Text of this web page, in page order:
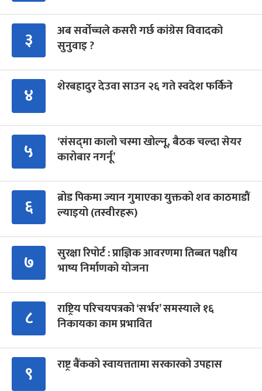
३
अब सर्वोच्चले कसरी गर्छ कांग्रेस विवादको
सुनुवाइ ?
४ शेरबहादुर देउवा साउन २६ गते स्वदेश फर्किने
५
‘संसद्‍मा कालो चस्मा खोल्नू, बैठक चल्दा सेयर
कारोबार नगर्नू’
६
ब्रोड पिकमा ज्यान गुमाएका युक्तको शव काठमाडौं
ल्याइयो (तस्वीरहरू)
७
सुरक्षा रिपोर्ट : प्राज्ञिक आवरणमा तिब्बत पक्षीय
भाष्य निर्माणको योजना
८
राष्ट्रिय परिचयपत्रको ‘सर्भर’ समस्याले १६
निकायका काम प्रभावित
९ राष्ट्र बैंकको स्वायत्ततामा सरकारको उपहास